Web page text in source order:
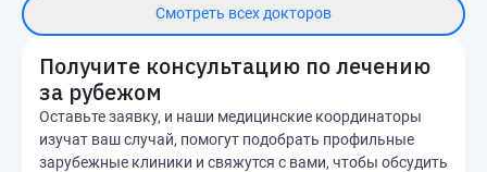
Смотреть всех докторов
Получите консультацию по лечению
за рубежом
Оставьте заявку, и наши медицинские координаторы
изучат ваш случай, помогут подобрать профильные
зарубежные клиники и свяжутся с вами, чтобы обсудить